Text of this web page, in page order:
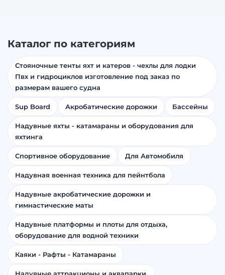
Каталог по категориям
Стояночные тенты яхт и катеров - чехлы для лодки
Пвх и гидроциклов изготовление под заказ по
размерам вашего судна
Sup Board Акробатические дорожки Бассейны
Надувные яхты - катамараны и оборудования для
яхтинга
Спортивное оборудование Для Автомобиля
Надувная военная техника для пейнтбола
Надувные акробатические дорожки и
гимнастические маты
Надувные платформы и плоты для отдыха,
оборудование для водной техники
Каяки - Рафты - Катамараны